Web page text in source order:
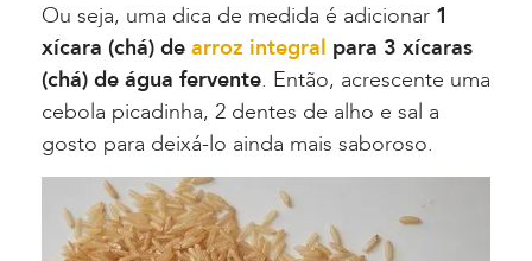
Ou seja, uma dica de medida é adicionar 1
xícara (chá) de arroz integral para 3 xícaras
(chá) de água fervente. Então, acrescente uma
cebola picadinha, 2 dentes de alho e sal a
gosto para deixá-lo ainda mais saboroso.